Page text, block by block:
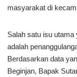
masyarakat di
Salah satu isu
adalah
Berdasarkan data
Beginjan, Bapak